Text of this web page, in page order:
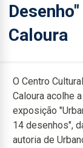
Desenho"
Caloura
O Centro
Caloura acolhe a
exposição
14 desenhos",
autoria de